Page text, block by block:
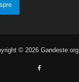
© 2026 Gandeste.org